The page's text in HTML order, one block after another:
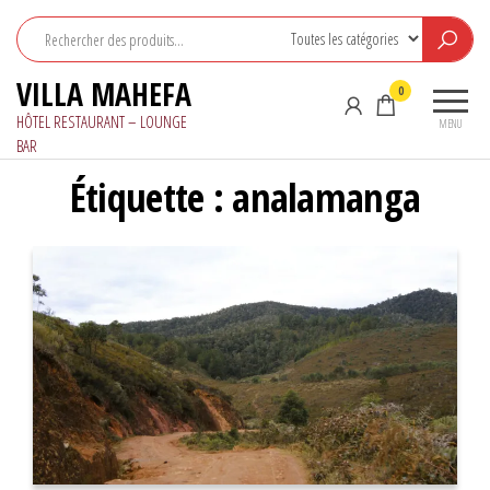
contenu
VILLA MAHEFA
HÔTEL RESTAURANT – LOUNGE
BAR
MENU
0
Étiquette : analamanga